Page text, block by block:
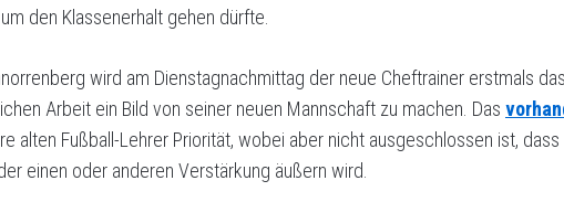
den Klassenerhalt gehen dürfte.
wird am Dienstagnachmittag der neue Cheftrainer erstmals
Arbeit ein Bild von seiner neuen Mannschaft zu machen. Das
alten Fußball-Lehrer Priorität, wobei aber nicht ausgeschlossen ist,
einen oder anderen Verstärkung äußern wird.